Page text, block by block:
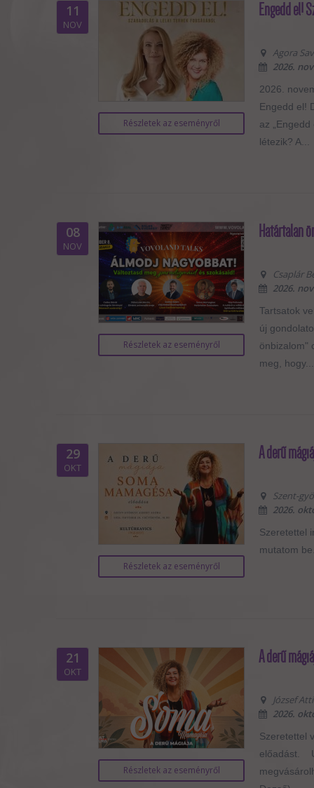
11
NOV
Részletek az eseményről
Engedd el!
Agora
2026.
2026.
Engedd el!
az
létezik? A...
08
NOV
Részletek az eseményről
Határtalan
Csaplár
2026.
Tartsatok
új
önbizalom"
meg, hogy...
29
OKT
Részletek az eseményről
A derű
Szent-
2026.
Szeretettel
mutatom
21
OKT
Részletek az eseményről
A derű
József
2026.
Szeretettel
előadást.